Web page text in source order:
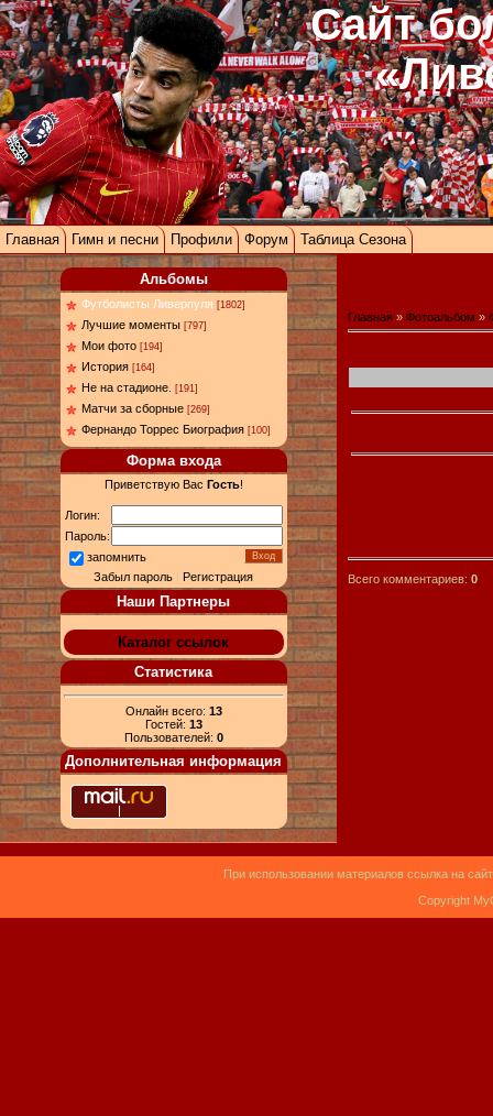
Сайт
Главная Гимн и песни Профили Форум Таблица Сезона
Альбомы
Футболисты Ливерпуля [1802]
Лучшие моменты [797]
Мои фото [194]
История [164]
Не на стадионе. [191]
Матчи за сборные [269]
Фернандо Торрес Биография [100]
Форма входа
Приветствую Вас Гость!
Логин:
Пароль:
запомнить
Забыл пароль |Регистрация
Наши Партнеры
Каталог ссылок
Статистика
Онлайн всего: 13
Гостей: 13
Пользователей: 0
Дополнительная информация
Главная » Фотоальбом »
Всего комментариев: 0
При использовании материалов ссылка на
Copyright